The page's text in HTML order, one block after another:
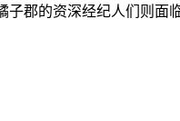
郡的资深经纪人们则面